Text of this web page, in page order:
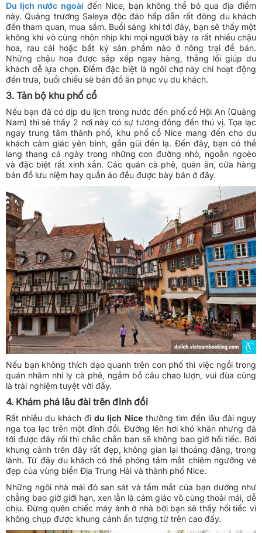
Du lịch nước ngoài đến Nice, bạn không thể bỏ qua địa điểm
này. Quảng trường Saleya độc đáo hấp dẫn rất đông du khách
đến tham quan, mua sắm. Buổi sáng khi tới đây, bạn sẽ thấy một
không khí vô cùng nhộn nhịp khi mọi người bày ra rất nhiều chậu
hoa, rau cải hoặc bất kỳ sản phẩm nào ở nông trại để bán.
Những chậu hoa được sắp xếp ngay hàng, thẳng lối giúp du
khách dễ lựa chọn. Điểm đặc biệt là ngôi chợ này chỉ hoạt động
đến trưa, buổi chiều sẽ bán đồ ăn phục vụ du khách.
3. Tản bộ khu phố cổ
Nếu bạn đã có dịp du lịch trong nước đến phố cổ Hội An (Quảng
Nam) thì sẽ thấy 2 nơi này có sự tương đồng đến thú vị. Tọa lạc
ngay trung tâm thành phố, khu phố cổ Nice mang đến cho du
khách cảm giác yên bình, gần gũi đến lạ. Đến đây, bạn có thể
lang thang cả ngày trong những con đường nhỏ, ngoằn ngoèo
và đặc biệt rất xinh xắn. Các quán cà phê, quán ăn, cửa hàng
bán đồ lưu niệm hay quần áo đều được bày bán ở đây.
Nếu bạn không thích dạo quanh trên con phố thì việc ngồi trong
quán nhâm nhi ly cà phê, ngắm bồ câu chao lượn, vui đùa cũng
là trải nghiệm tuyệt vời đấy.
4. Khám phá lâu đài trên đỉnh đồi
Rất nhiều du khách đidu lịch Nicethường tìm đến lâu đài nguy
nga tọa lạc trên một đỉnh đồi. Đường lên hơi khó khăn nhưng đã
tới được đây rồi thì chắc chắn bạn sẽ không bao giờ hối tiếc. Bởi
khung cảnh trên đây rất đẹp, không gian lại thoáng đãng, trong
lành. Từ đây du khách có thể phóng tầm mắt chiêm ngưỡng vẻ
đẹp của vùng biển Địa Trung Hải và thành phố Nice.
Những ngôi nhà mái đỏ san sát và tấm mắt của bạn dường như
chẳng bao giờ giới hạn, xen lẫn là cảm giác vô cùng thoải mái, dễ
chịu. Đừng quên chiếc máy ảnh ở nhà bởi bạn sẽ thấy hối tiếc vì
không chụp được khung cảnh ấn tượng từ trên cao đấy.